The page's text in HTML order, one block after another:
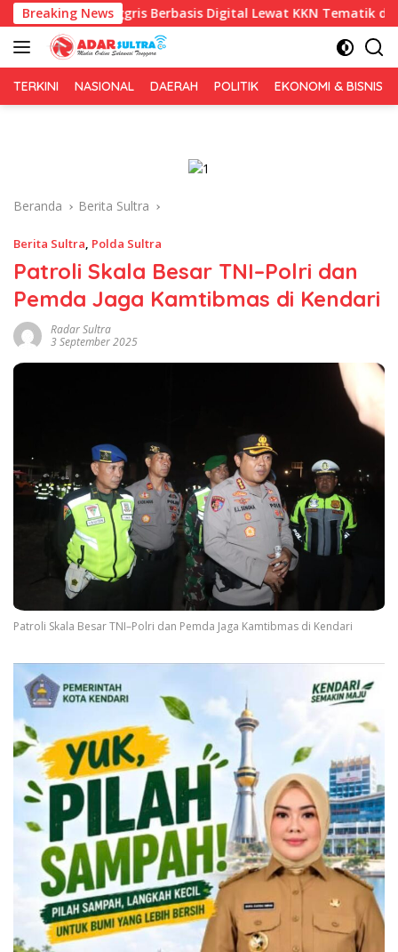
Langsung
ke
konten
Breaking News
Berbasis Digital Lewat KKN Tematik di Desa Alebo
TERKINI NASIONAL DAERAH POLITIK EKONOMI & BISNIS
Beranda Berita Sultra
Berita Sultra, Polda Sultra
Patroli Skala Besar TNI–Polri dan
Pemda Jaga Kamtibmas di Kendari
Radar Sultra
3 September 2025
Patroli Skala Besar TNI–Polri dan Pemda Jaga Kamtibmas di Kendari